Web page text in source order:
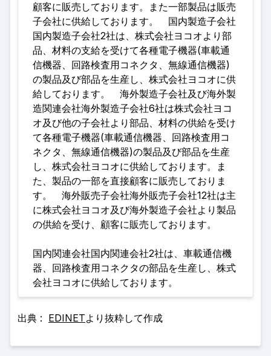
顧客に販売しております。また一部製品は販売
子会社に供給しております。 国内製造子会社
国内製造子会社2社は、株式会社ヨコオより部
品、材料の支給を受けて各種電子機器(車載通
信機器、回路検査用コネクタ、無線通信機器)
の製品及び部品を生産し、株式会社ヨコオに供
給しております。 海外製造子会社及び海外製
造関連会社海外製造子会社6社は株式会社ヨコ
オ及び他の子会社より部品、材料の供給を受け
て各種電子機器(車載通信機器、回路検査用コ
ネクタ、無線通信機器)の製品及び部品を生産
し、株式会社ヨコオに供給しております。ま
た、製品の一部を直接顧客に販売しておりま
す。 海外販売子会社海外販売子会社12社は主
に株式会社ヨコオ及び海外製造子会社より製品
の供給を受け、顧客に販売しております。
国内関連会社国内関連会社2社は、車載通信機
器、回路検査用コネクタの部品を生産し、株式
会社ヨコオに供給しております。
出典 : EDINETより抜粋して作成